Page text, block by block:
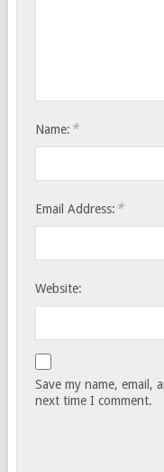
Name: *
Email Address: *
Website:
Save my name, email,
next time I comment.